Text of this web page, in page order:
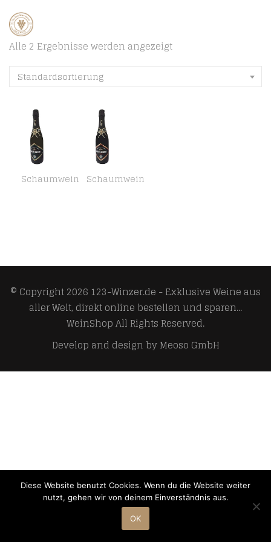
Alle 2 Ergebnisse werden angezeigt
Standardsortierung
Schaumwein Schaumwein
© Copyright 2026 123-Winzer.de - Exklusive Weine aus
aller Welt, direkt online bestellen und sparen...
WeinShopAll Rights Reserved.
Develop and design byMeoso GmbH
Diese Website benutzt Cookies. Wenn du die Website weiter
nutzt, gehen wir von deinem Einverständnis aus.
OK